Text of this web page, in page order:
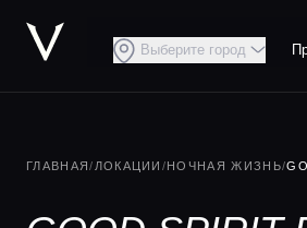
Выберите город
ГЛАВНАЯ/ ЛОКАЦИИ /НОЧНАЯ ЖИЗНЬ/